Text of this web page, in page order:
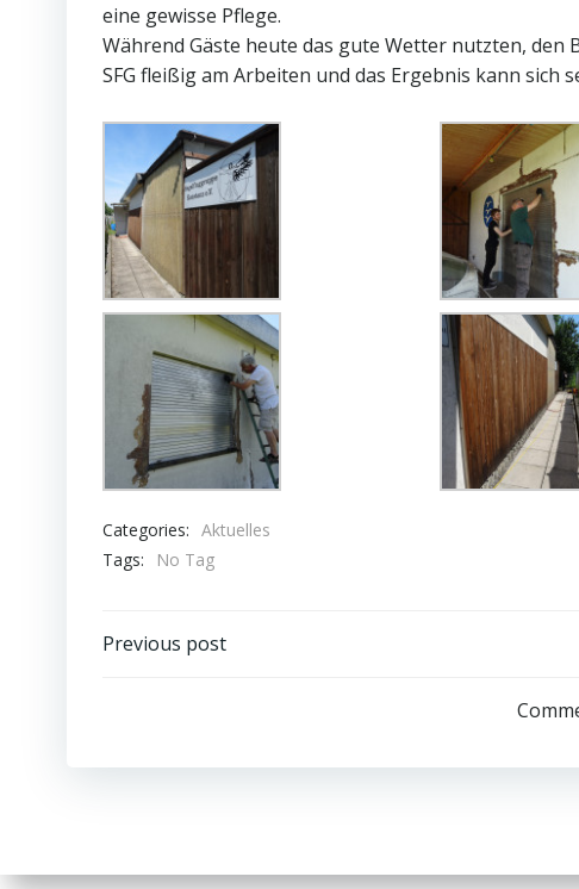
eine gewisse Pflege.
Während Gäste heute das gute Wetter nutzten,
SFG fleißig am Arbeiten und das Ergebnis kann sich
Categories: Aktuelles
Tags:
No Tag
Beitrags-
Previous post